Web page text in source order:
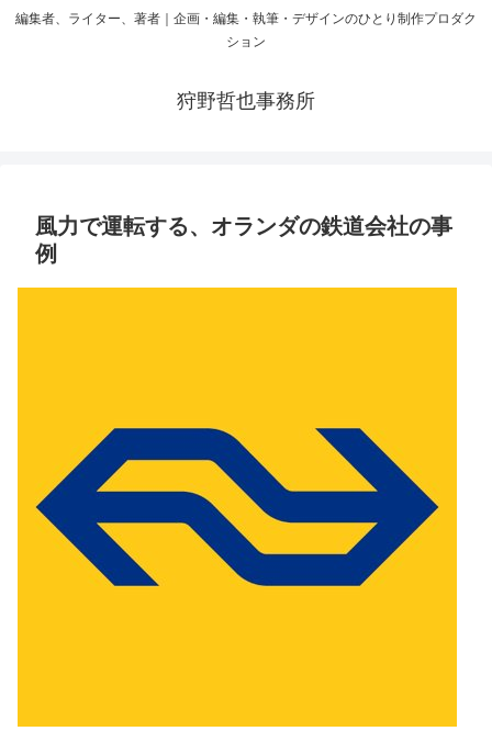
編集者、ライター、著者｜企画・編集・執筆・デザインのひとり制作プロダク
ション
狩野哲也事務所
風力で運転する、オランダの鉄道会社の事
例